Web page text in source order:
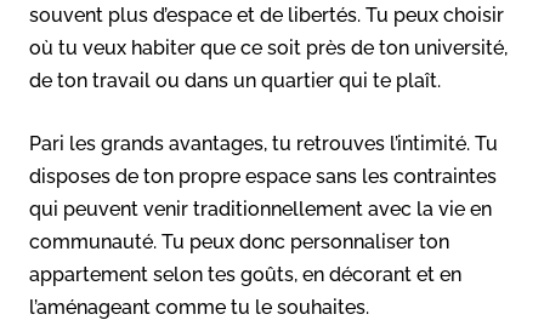
souvent plus d’espace et de libertés. Tu peux choisir
où tu veux habiter que ce soit près de ton université,
de ton travail ou dans un quartier qui te plaît.
Pari les grands avantages, tu retrouves l’intimité. Tu
disposes de ton propre espace sans les contraintes
qui peuvent venir traditionnellement avec la vie en
communauté. Tu peux donc personnaliser ton
appartement selon tes goûts, en décorant et en
l’aménageant comme tu le souhaites.